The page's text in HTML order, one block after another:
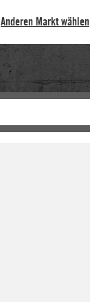
Anderen Markt wählen